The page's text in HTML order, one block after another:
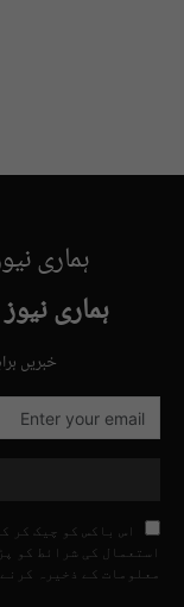
ہماری
ہماری
خبریں
اس باکس کو چیک کر
استعمال کی شرائط کو
معلومات کے ذخیرہ